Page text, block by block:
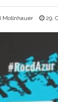
Mollnhauer 29.